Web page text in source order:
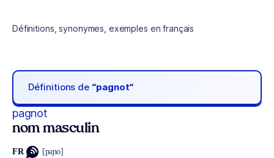
Définitions, synonymes, exemples en français
Définitions de “pagnot“
pagnot
nom masculin
FR [paɲo]